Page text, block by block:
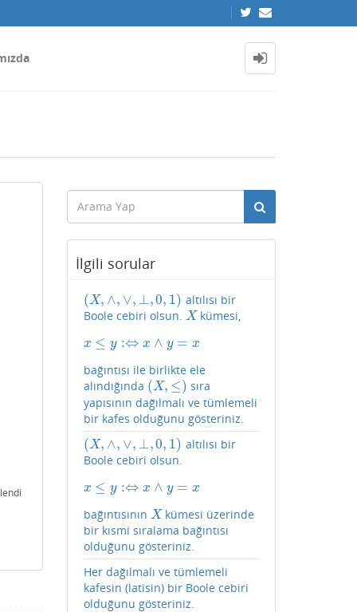
İlgili sorular
(X, ∧, ∨, ⊥,0, 1)
(X,∧, ∨,⊥,0, 1)
altılısı bir
Boole cebiri olsun. X
X kümesi,
x ≤ y :⇔ x ∧ y = x
x≤y:⇔ x∧y=x
bağıntısı ile birlikte ele
alındığında (X, ≤)
(X,≤)
sıra
yapısının dağılmalı ve tümlemeli
bir kafes olduğunu gösteriniz.
(X, ∧, ∨, ⊥,0, 1)
(X,∧, ∨,⊥,0, 1)
altılısı bir
Boole cebiri olsun.
x ≤ y :⇔ x ∧ y = x
x≤y:⇔ x∧y=x
bağıntısının X
X kümesi üzerinde
bir kısmi sıralama bağıntısı
olduğunu gösteriniz.
Her dağılmalı ve tümlemeli
kafesin (latisin) bir Boole cebiri
olduğunu gösteriniz.